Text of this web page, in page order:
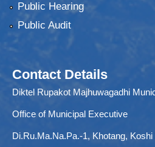
Public Hearing
Public Audit
Contact Details
Diktel Rupakot Majhuwagadhi
Office of Municipal Executive
Di.Ru.Ma.Na.Pa.-1, Khotang,